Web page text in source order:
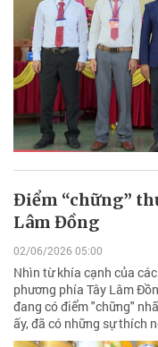
Điểm “chững”
Lâm Đồng
02/06/2026 05:00
Nhìn từ khía cạnh của
phương phía Tây Lâm
đang có điểm "chững"
ấy, đã có những sự thích